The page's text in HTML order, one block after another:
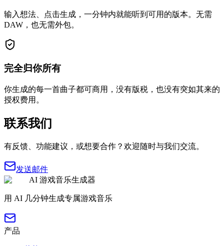
输入想法、点击生成，一分钟内就能听到可用的版本。无需
DAW，也无需外包。
完全归你所有
你生成的每一首曲子都可商用，没有版税，也没有突如其来的
授权费用。
联系我们
有反馈、功能建议，或想要合作？欢迎随时与我们交流。
发送邮件
AI 游戏音乐生成器
用 AI 几分钟生成专属游戏音乐
产品